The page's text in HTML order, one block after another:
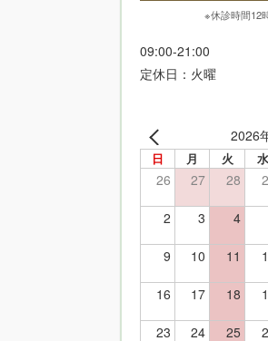
※休診時間12
09:00-21:00
定休日：火曜
2026
日 月 火 水
26 27 28
2 3 4
9 10 11
16 17 18
23 24 25